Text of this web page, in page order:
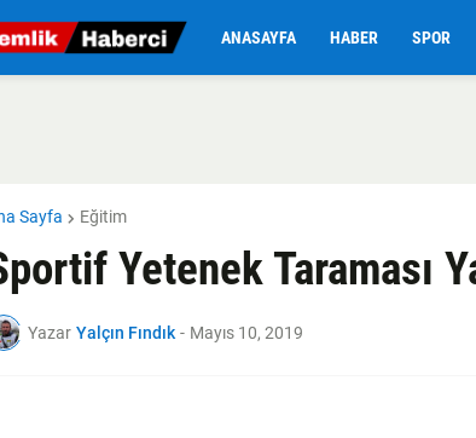
ANASAYFA HABER SPOR
Sayfa Eğitim
Yetenek Taraması
Yazar Yalçın Fındık - Mayıs 10, 2019